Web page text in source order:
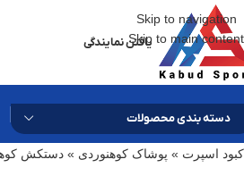
Skip to navigation
Skip to main contentیافتن نمایندگی
دسته بندی محصولات
کبود اسپرت » پوشاک کوهنوردی » دستکش